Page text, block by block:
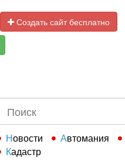
Создать сайт бесплатно
Новости
Автомания
Кадастр